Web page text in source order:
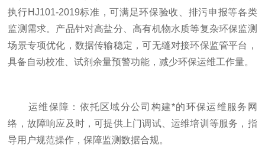
执行HJ101-2019标准，可满足环保验收、排污申报等各类
监测需求。产品针对高盐分、高有机物水质等复杂环保监测
场景专项优化，数据传输稳定，可无缝对接环保监管平台，
具备自动校准、试剂余量预警功能，减少环保运维工作量。
运维保障：依托区域分公司构建*的环保运维服务网
络，故障响应及时，可提供上门调试、运维培训等服务，指
导用户规范操作，保障监测数据合规。